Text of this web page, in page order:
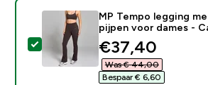
Selecteer dit product - MP
MP Tempo legging
pijpen voor dames -
discounted
€37,40‎
Was € 44,00‎
Bespaar € 6,60‎